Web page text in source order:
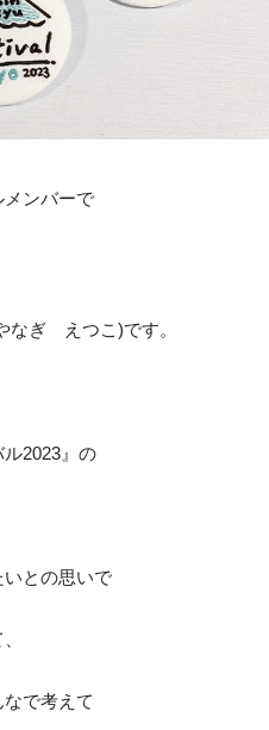
メンバーで
なぎ えつこ)です。
2023』の
との思いで
で考えて